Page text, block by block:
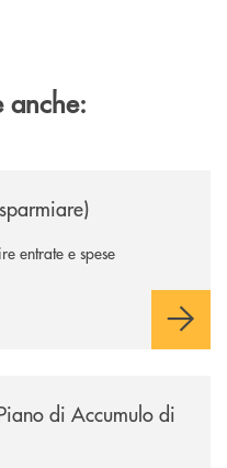
anche:
entrate e spese
di Accumulo di